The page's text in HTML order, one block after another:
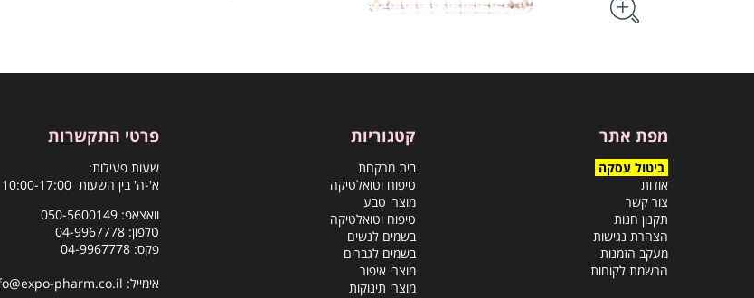
מפת אתר
ביטול עסקה
אודות
צור קשר
תקנון חנות
הצהרת נגישות
מעקב הזמנות
הרשמת לקוחות
קטגוריות
בית מרקחת
טיפוח וטואלטיקה
מוצרי טבע
טיפוח וטואלטיקה
בשמים לנשים
בשמים לגברים
מוצרי איפור
מוצרי תינוקות
פרטי התקשרות
שעות פעילות:
א'-ה' בין השעות 10:00-17:00
וואצאפ: 050-5600149
טלפון: 04-9967778
פקס: 04-9967778
אימייל: pharm.co.il